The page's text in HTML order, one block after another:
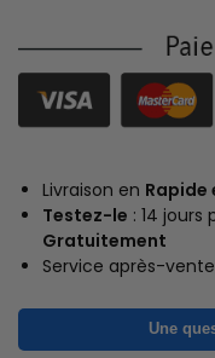
Livraison en Rapide
Testez-le : 14
Gratuitement
Service après-vente
Une